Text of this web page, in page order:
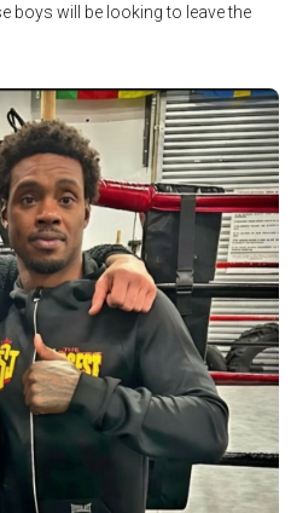
boys will be looking to leave the